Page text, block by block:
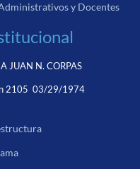
y Docentes
JUAN N. CORPAS
2105 03/29/1974